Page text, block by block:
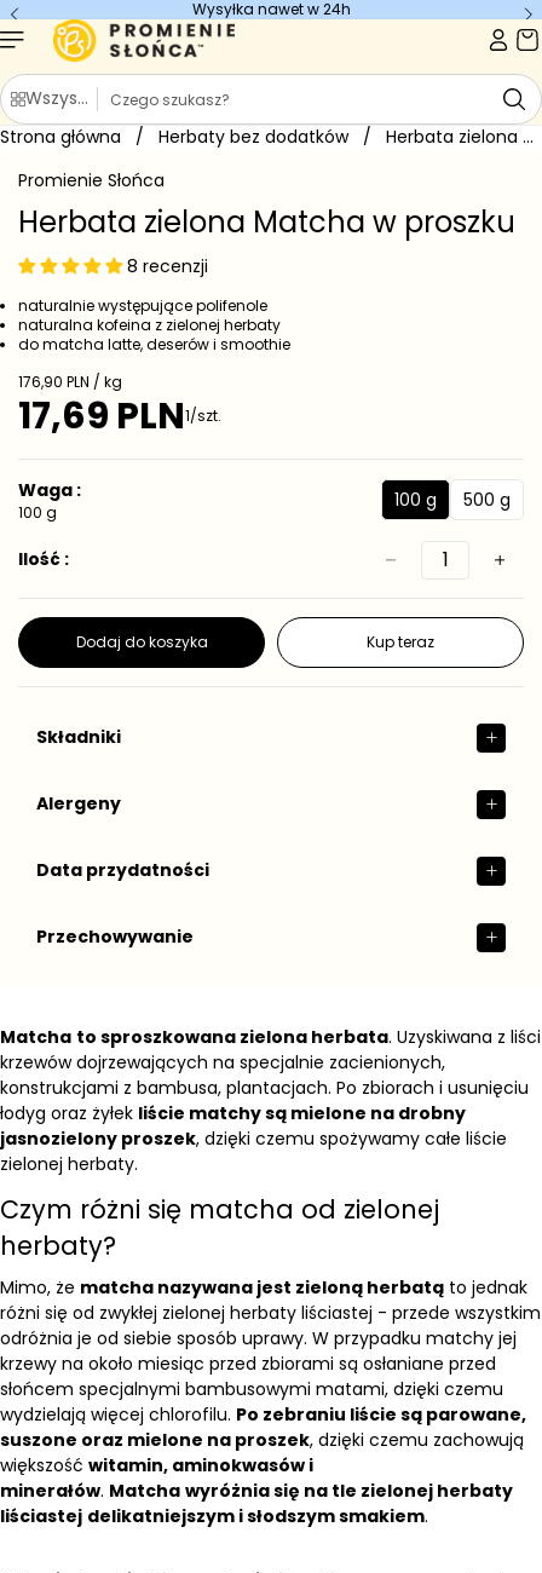
treści
Wysyłka nawet w 24h
Wszystkie kategorie
S
z
u
a
j
Strona główna / Herbaty bez dodatków / Herbata zielona Matcha w proszku
Przejdź do
o
Promienie Słońca
Herbata zielona Matcha w proszku
8 recenzji
naturalnie występujące polifenole
naturalna kofeina z zielonej herbaty
do matcha latte, deserów i smoothie
C
e
j
d
n
s
k
w
a
176,90 PLN / kg
C
n
a
r
g
l
a
r
n
a
17,69 PLN1/szt.
Waga :
100 g
1
100 g
5
0
500 g
Ilość :
Dodaj do koszyka Kup teraz
Składniki
Alergeny
Data przydatności
Przechowywanie
Matcha to sproszkowana zielona herbata. Uzyskiwana z liści
krzewów dojrzewających na specjalnie zacienionych,
konstrukcjami z bambusa, plantacjach. Po zbiorach i usunięciu
łodyg oraz żyłek liście matchy są mielone na drobny
jasnozielony proszek, dzięki czemu spożywamy całe liście
zielonej herbaty.
Czym różni się matcha od zielonej
herbaty?
Mimo, że matcha nazywana jest zieloną herbatą to jednak
różni się od zwykłej zielonej herbaty liściastej - przede wszystkim
odróżnia je od siebie sposób uprawy. W przypadku matchy jej
krzewy na około miesiąc przed zbiorami są osłaniane przed
słońcem specjalnymi bambusowymi matami, dzięki czemu
wydzielają więcej chlorofilu. Po zebraniu liście są parowane,
suszone oraz mielone na proszek, dzięki czemu zachowują
większość witamin, aminokwasów i
minerałów. Matcha wyróżnia się na tle zielonej herbaty
liściastej delikatniejszym i słodszym smakiem.